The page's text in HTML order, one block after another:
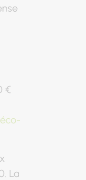
€
éco-
La